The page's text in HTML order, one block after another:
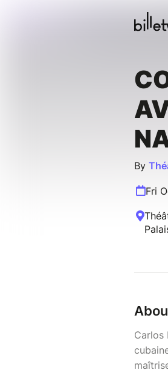
By
Fri
Carlos